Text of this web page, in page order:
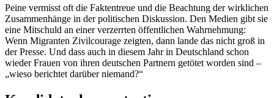
Peine vermisst oft die Faktentreue und die Beachtung der wirklichen
Zusammenhänge in der politischen Diskussion. Den Medien gibt sie
eine Mitschuld an einer verzerrten öffentlichen Wahrnehmung:
Wenn Migranten Zivilcourage zeigten, dann lande das nicht groß in
der Presse. Und dass auch in diesem Jahr in Deutschland schon
wieder Frauen von ihren deutschen Partnern getötet worden sind –
„wieso berichtet darüber niemand?“